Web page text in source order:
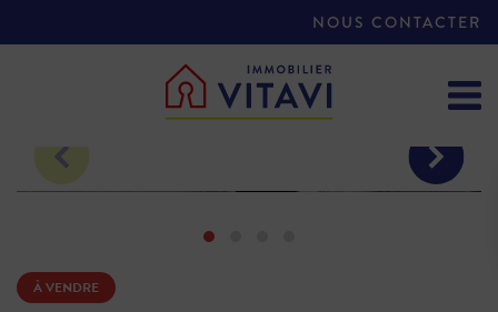
NOUS CONTACTER
À VENDRE